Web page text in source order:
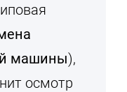
машины),
осмотр